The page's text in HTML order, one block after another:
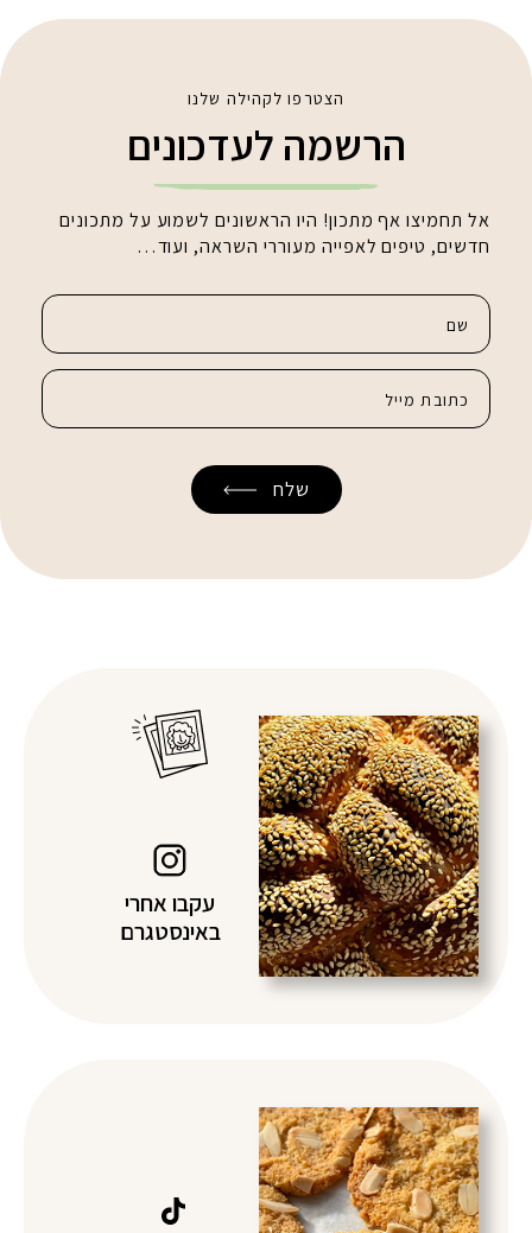
הצטרפו לקהילה שלנו
הרשמה לעדכונים
אל תחמיצו אף מתכון! היו הראשונים לשמוע על מתכונים
חדשים, טיפים לאפייה מעוררי השראה, ועוד…
עקבו אחרי
באינסטגרם